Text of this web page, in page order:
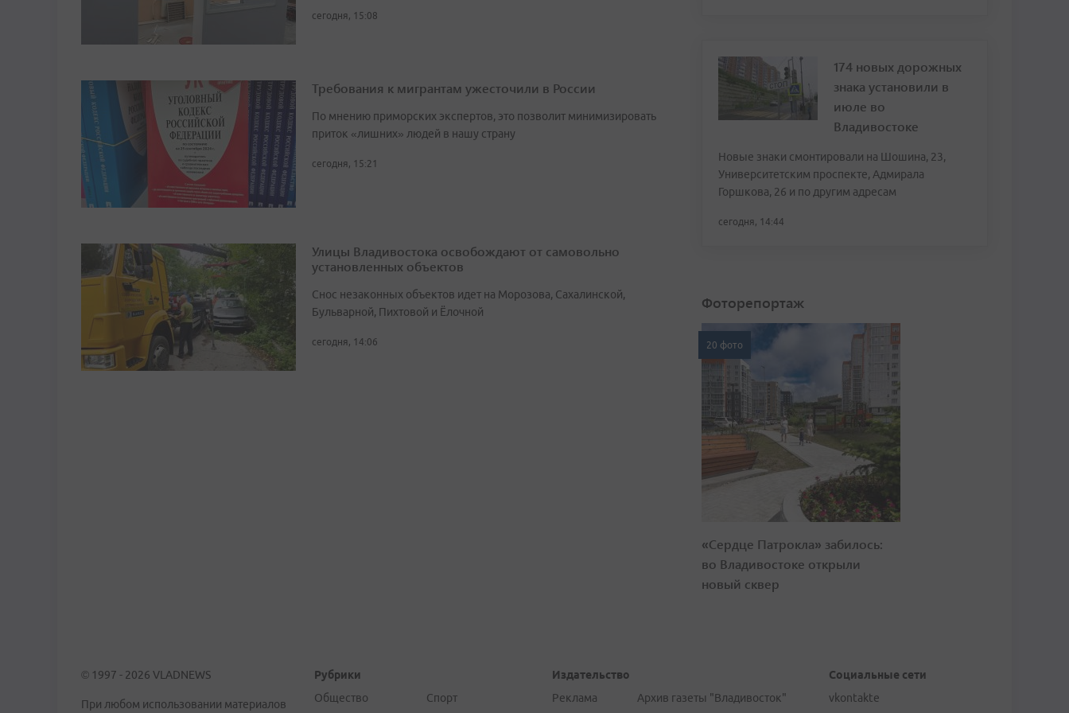
сегодня, 15:08
Требования к мигрантам ужесточили в России
По мнению приморских экспертов, это позволит минимизировать
приток «лишних» людей в нашу страну
сегодня, 15:21
Улицы Владивостока освобождают от самовольно
установленных объектов
Снос незаконных объектов идет на Морозова, Сахалинской,
Бульварной, Пихтовой и Ёлочной
сегодня, 14:06
174 новых дорожных
знака установили в
июле во
Владивостоке
Новые знаки смонтировали на Шошина, 23,
Университетским проспекте, Адмирала
Горшкова, 26 и по другим адресам
сегодня, 14:44
Фоторепортаж
20 фото
«Сердце Патрокла» забилось:
во Владивостоке открыли
новый сквер
© 1997 - 2026 VLADNEWS
При любом использовании материалов
Рубрики
Общество
Спорт
Издательство
Реклама
Архив газеты "Владивосток"
Социальные сети
vkontakte